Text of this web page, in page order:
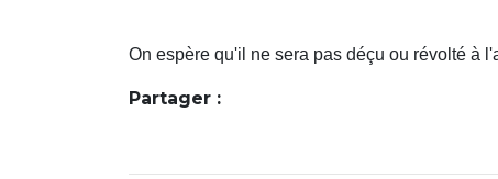
On espère qu'il ne sera pas déçu ou révolté à
Partager :